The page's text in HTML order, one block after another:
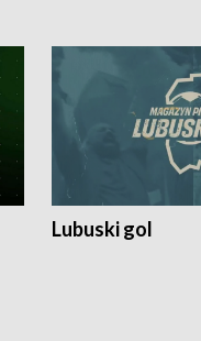
Lubuski gol